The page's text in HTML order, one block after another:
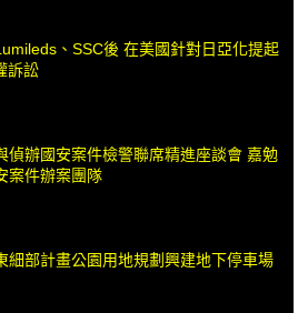
、SSC後 在美國針對日亞化提起
訴訟
偵辦國安案件檢警聯席精進座談會 嘉勉
案件辦案團隊
細部計畫公園用地規劃興建地下停車場